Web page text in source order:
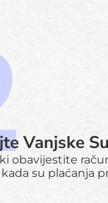
Vanjske
obavijestite
su plaćanja